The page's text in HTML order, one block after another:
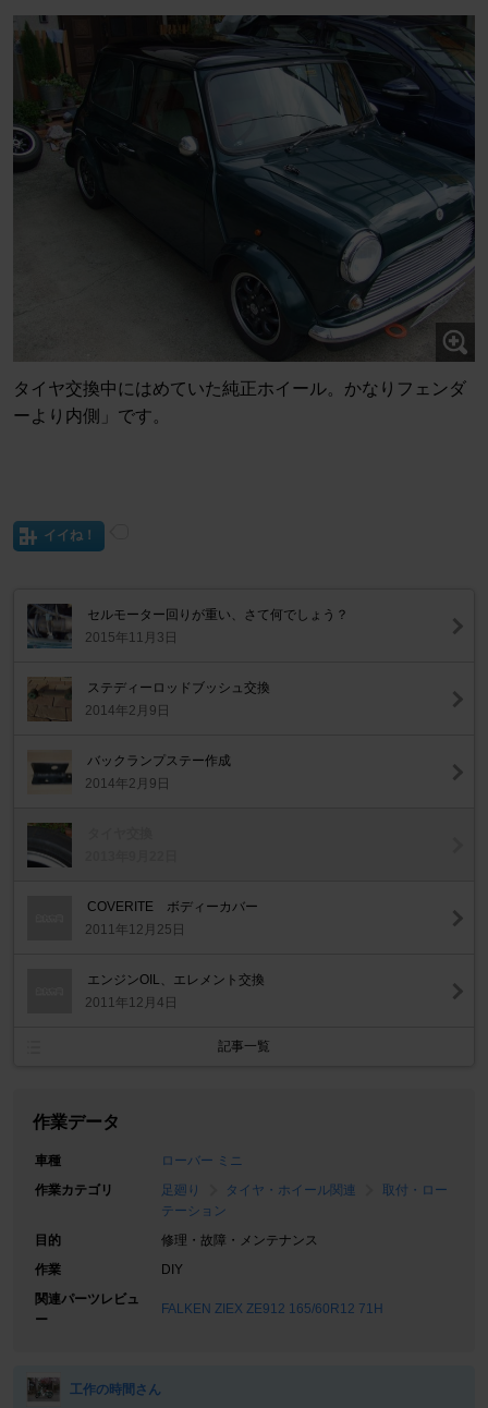
タイヤ交換中にはめていた純正ホイール。かなりフェンダ
ーより内側」です。
イイね！
セルモーター回りが重い、さて何でしょう？
2015年11月3日
ステディーロッドブッシュ交換
2014年2月9日
バックランプステー作成
2014年2月9日
COVERITE ボディーカバー
2011年12月25日
エンジンOIL、エレメント交換
2011年12月4日
記事一覧
作業データ
車種
ローバー ミニ
作業カテゴリ
足廻り タイヤ・ホイール関連
取付・ロー
テーション
目的
修理・故障・メンテナンス
作業
DIY
関連パーツレビュ
ー
FALKEN ZIEX ZE912 165/60R12 71H
工作の時間さん